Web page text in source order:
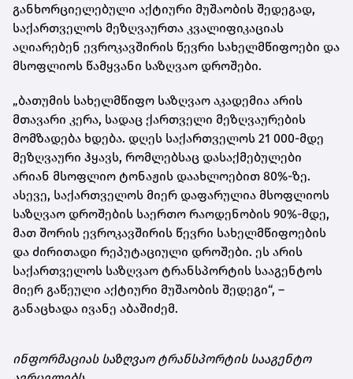
განხორციელებული აქტიური მუშაობის შედეგად,
საქართველოს მეზღვაურთა კვალიფიკაციას
აღიარებენ ევროკავშირის წევრი სახელმწიფოები და
მსოფლიოს წამყვანი საზღვაო დროშები.
„ბათუმის სახელმწიფო საზღვაო აკადემია არის
მთავარი კერა, სადაც ქართველი მეზღვაურების
მომზადება ხდება. დღეს საქართველოს 21 000-მდე
მეზღვაური ჰყავს, რომლებსაც დასაქმებულები
არიან მსოფლიო ტონაჟის დაახლოებით 80%-ზე.
ასევე, საქართველოს მიერ დაფარულია მსოფლიოს
საზღვაო დროშების საერთო რაოდენობის 90%-მდე,
მათ შორის ევროკავშირის წევრი სახელმწიფოების
და ძირითადი რეპუტაციული დროშები. ეს არის
საქართველოს საზღვაო ტრანსპორტის სააგენტოს
მიერ გაწეული აქტიური მუშაობის შედეგი“, –
განაცხადა ივანე აბაშიძემ.
ინფორმაციას საზღვაო ტრანსპორტის სააგენტო